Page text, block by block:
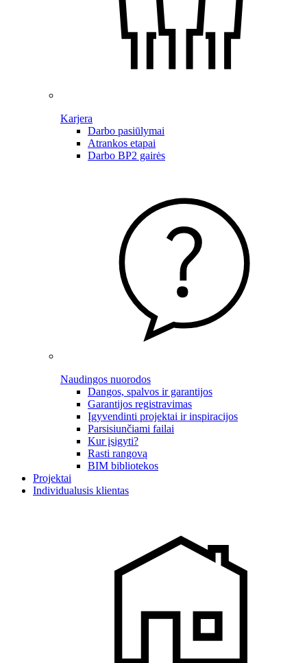
Karjera
Darbo pasiūlymai
Atrankos etapai
Darbo BP2 gairės
Naudingos nuorodos
Dangos, spalvos ir garantijos
Garantijos registravimas
Įgyvendinti projektai ir inspiracijos
Parsisiunčiami failai
Kur įsigyti?
Rasti rangovą
BIM bibliotekos
Projektai
Individualusis klientas